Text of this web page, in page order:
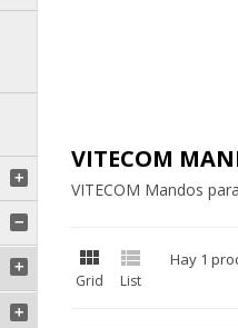




VITECOM
VITECOM Mandos

Grid

List
Hay 1